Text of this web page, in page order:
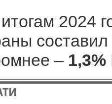
2024
составил
– 1,3%